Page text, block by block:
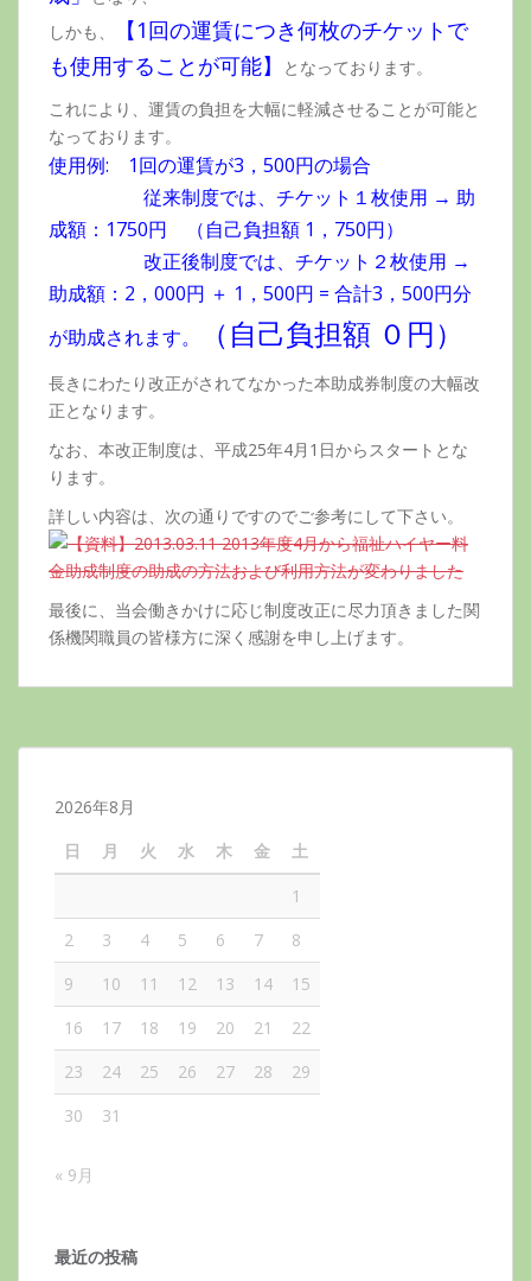
しかも、
【1回の運賃につき何枚のチケットで
も使用することが可能】
となっております。
これにより、運賃の負担を大幅に軽減させることが可能と
なっております。
使用例: 1回の運賃が3，500円の場合
従来制度では、チケット１枚使用 → 助
成額：1750円 （自己負担額 1，750円）
改正後制度では、チケット２枚使用 →
助成額：2，000円 ＋ 1，500円 = 合計3，500円分
が助成されます。
（自己負担額 ０ 円）
長きにわたり改正がされてなかった本助成券制度の大幅改
正となります。
なお、本改正制度は、平成25年4月1日からスタートとな
ります。
詳しい内容は、次の通りですのでご参考にして下さい。
最後に、当会働きかけに応じ制度改正に尽力頂きました関
係機関職員の皆様方に深く感謝を申し上げます。
2026年8月
日
月 火 水 木 金
土
1
2
3 4 5 6 7
8
9
10 11 12 13 14
15
16
17 18 19 20 21
22
23
24 25 26 27 28
29
30
31
« 9月
最近の投稿